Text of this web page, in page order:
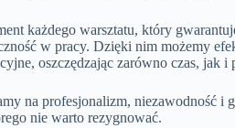
każdego warsztatu, który
w pracy. Dzięki nim możemy
oszczędzając zarówno czas, jak i
na profesjonalizm, niezawodność i
nie warto rezygnować.